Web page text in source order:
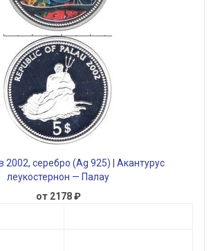
2002, серебро (Ag 925) | Акантурус
леукостернон — Палау
от 2178 ₽